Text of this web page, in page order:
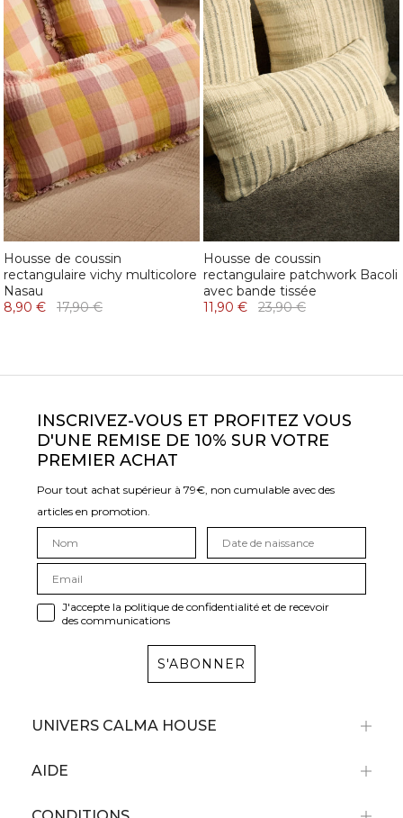
Housse de coussin
rectangulaire vichy multicolore
Nasau
8,90 €
17,90 €
Housse de coussin
rectangulaire patchwork Bacoli
avec bande tissée
11,90 €
23,90 €
INSCRIVEZ-VOUS ET PROFITEZ VOUS
D'UNE REMISE DE 10% SUR VOTRE
PREMIER ACHAT
Pour tout achat supérieur à 79€, non cumulable avec des
articles en promotion.
J'accepte la politique de confidentialité et de recevoir
des communications
S'ABONNER
UNIVERS CALMA HOUSE
AIDE